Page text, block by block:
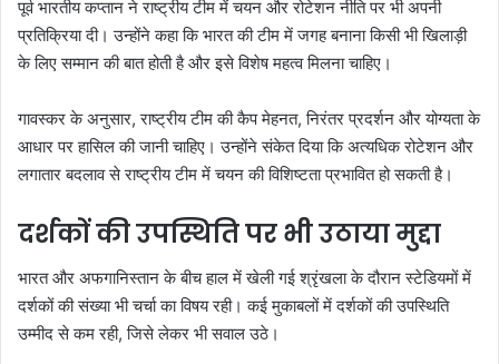
पूर्व भारतीय कप्तान ने राष्ट्रीय टीम में चयन और रोटेशन नीति पर भी अपनी
प्रतिक्रिया दी। उन्होंने कहा कि भारत की टीम में जगह बनाना किसी भी खिलाड़ी
के लिए सम्मान की बात होती है और इसे विशेष महत्व मिलना चाहिए।
गावस्कर के अनुसार, राष्ट्रीय टीम की कैप मेहनत, निरंतर प्रदर्शन और योग्यता के
आधार पर हासिल की जानी चाहिए। उन्होंने संकेत दिया कि अत्यधिक रोटेशन और
लगातार बदलाव से राष्ट्रीय टीम में चयन की विशिष्टता प्रभावित हो सकती है।
दर्शकों की उपस्थिति पर भी उठाया मुद्दा
भारत और अफगानिस्तान के बीच हाल में खेली गई श्रृंखला के दौरान स्टेडियमों में
दर्शकों की संख्या भी चर्चा का विषय रही। कई मुकाबलों में दर्शकों की उपस्थिति
उम्मीद से कम रही, जिसे लेकर भी सवाल उठे।